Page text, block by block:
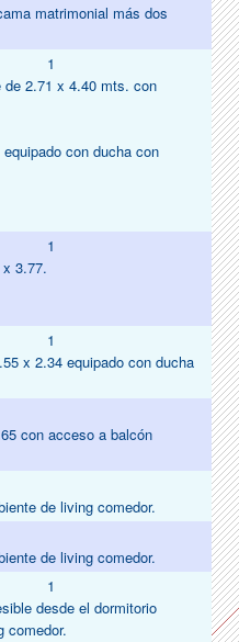
matrimonial más dos
1
de 2.71 x 4.40 mts. con
con ducha con
1
3.77.
1
x 2.34 equipado con ducha
con acceso a balcón
de living comedor.
de living comedor.
1
desde el dormitorio
comedor.